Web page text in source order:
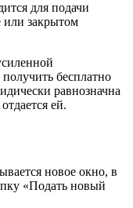
для подачи
или закрытом
бесплатно
равнозначна
ей.
новое окно, в
«Подать новый